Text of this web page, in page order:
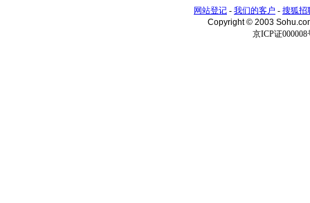
网站登记 - 我们的客户 - 搜狐招
Copyright © 2003
京ICP证